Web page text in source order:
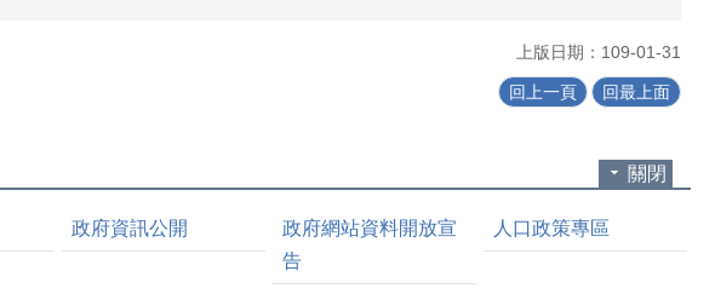
上版日期：109-01-31
回上一頁 回最上面
關閉
政府資訊公開
政府網站資料開放宣
告
人口政策專區